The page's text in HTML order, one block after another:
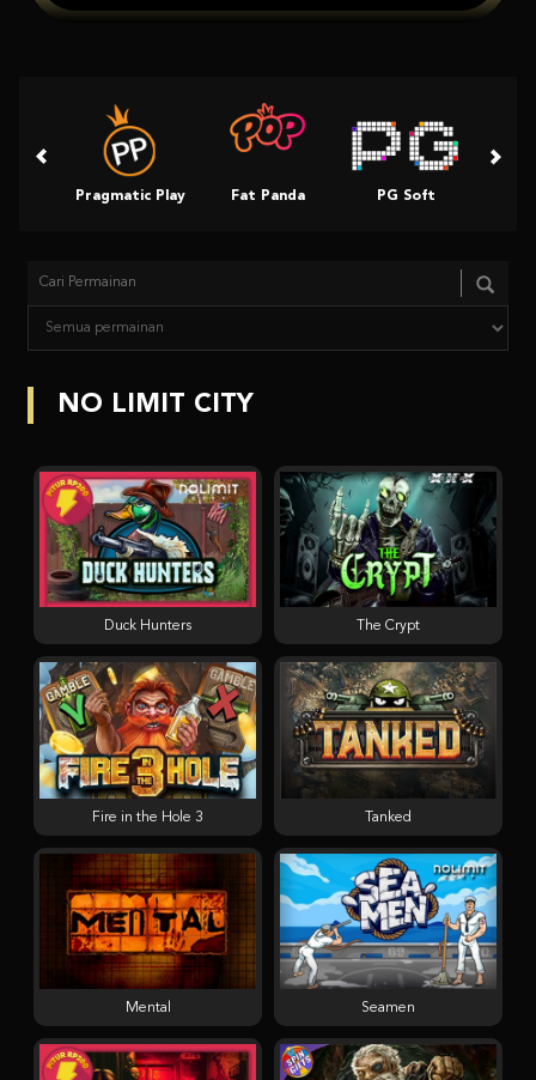
Pragmatic Play Fat Panda PG Soft
NO LIMIT CITY
Seamen
Duck Hunters
Fire in the Hole 3
Mental
The Crypt
Tanked